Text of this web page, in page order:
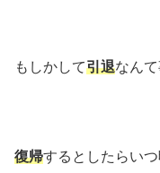
もしかして引退なん
復帰するとしたらい